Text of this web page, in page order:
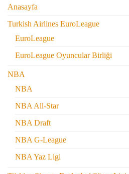
Anasayfa
Turkish Airlines EuroLeague
EuroLeague
EuroLeague Oyuncular Birliği
NBA
NBA
NBA All-Star
NBA Draft
NBA G-League
NBA Yaz Ligi